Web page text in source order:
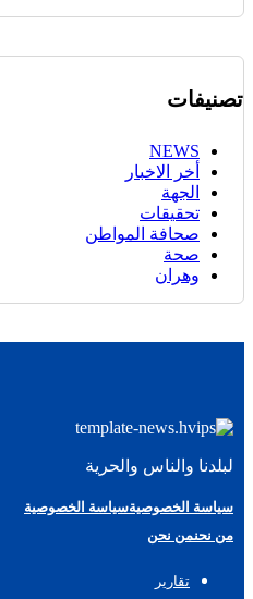
تصنيفات
NEWS
أخر الاخبار
الجهة
تحقيقات
صحافة المواطن
صحة
وهران
لبلدنا والناس والحرية
سياسة الخصوصيةسياسة الخصوصية
من نحنمن نحن
تقارير